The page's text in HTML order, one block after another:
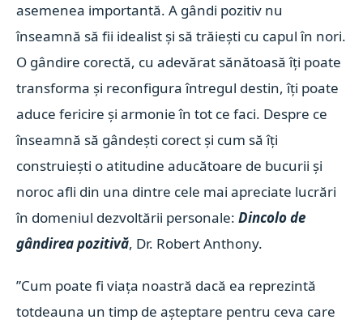
asemenea importantă. A gândi pozitiv nu
înseamnă să fii idealist și să trăiești cu capul în nori.
O gândire corectă, cu adevărat sănătoasă îți poate
transforma și reconfigura întregul destin, îți poate
aduce fericire și armonie în tot ce faci. Despre ce
înseamnă să gândești corect și cum să îți
construiești o atitudine aducătoare de bucurii și
noroc afli din una dintre cele mai apreciate lucrări
în domeniul dezvoltării personale:Dincolo de
gândirea pozitivă, Dr. Robert Anthony.
”Cum poate fi viața noastră dacă ea reprezintă
totdeauna un timp de așteptare pentru ceva care